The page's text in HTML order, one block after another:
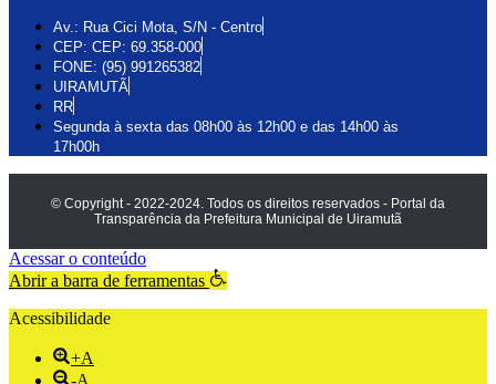
Av.: Rua Cici Mota, S/N - Centro
CEP: CEP: 69.358-000
FONE: (95) 991265382
UIRAMUTÃ
RR
Segunda à sexta das 08h00 às 12h00 e das 14h00 às
17h00h
© Copyright - 2022-2024. Todos os direitos reservados - Portal da
Transparência da Prefeitura Municipal de Uiramutã
Acessar o conteúdo
Abrir a barra de ferramentas
Acessibilidade
+A
-A